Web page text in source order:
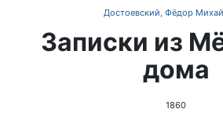
Достоевский, Фёдор
Записки из
дома
1860